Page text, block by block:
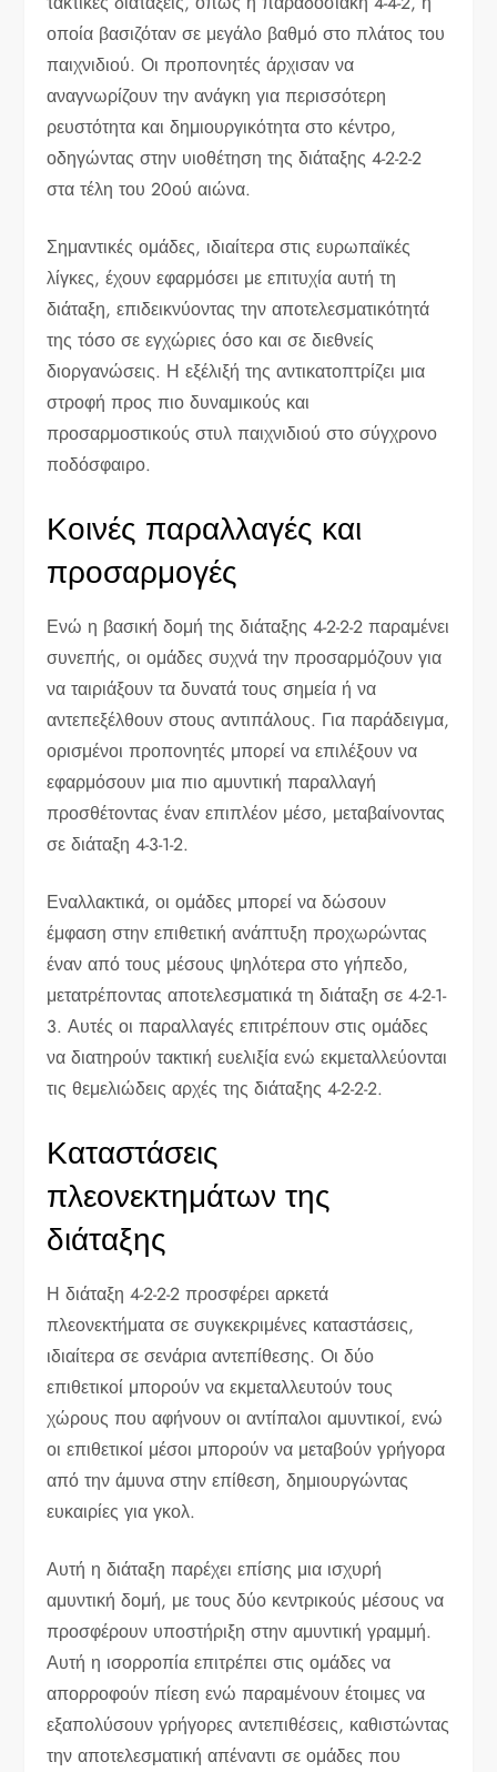
οποία βασιζόταν σε μεγάλο βαθμό στο πλάτος του
παιχνιδιού. Οι προπονητές άρχισαν να
αναγνωρίζουν την ανάγκη για περισσότερη
ρευστότητα και δημιουργικότητα στο κέντρο,
οδηγώντας στην υιοθέτηση της διάταξης 4-2-2-2
στα τέλη του 20ού αιώνα.
Σημαντικές ομάδες, ιδιαίτερα στις ευρωπαϊκές
λίγκες, έχουν εφαρμόσει με επιτυχία αυτή τη
διάταξη, επιδεικνύοντας την αποτελεσματικότητά
της τόσο σε εγχώριες όσο και σε διεθνείς
διοργανώσεις. Η εξέλιξή της αντικατοπτρίζει μια
στροφή προς πιο δυναμικούς και
προσαρμοστικούς στυλ παιχνιδιού στο σύγχρονο
ποδόσφαιρο.
Κοινές παραλλαγές και
προσαρμογές
Ενώ η βασική δομή της διάταξης 4-2-2-2 παραμένει
συνεπής, οι ομάδες συχνά την προσαρμόζουν για
να ταιριάξουν τα δυνατά τους σημεία ή να
αντεπεξέλθουν στους αντιπάλους. Για παράδειγμα,
ορισμένοι προπονητές μπορεί να επιλέξουν να
εφαρμόσουν μια πιο αμυντική παραλλαγή
προσθέτοντας έναν επιπλέον μέσο, μεταβαίνοντας
σε διάταξη 4-3-1-2.
Εναλλακτικά, οι ομάδες μπορεί να δώσουν
έμφαση στην επιθετική ανάπτυξη προχωρώντας
έναν από τους μέσους ψηλότερα στο γήπεδο,
μετατρέποντας αποτελεσματικά τη διάταξη σε 4-2-1-
3. Αυτές οι παραλλαγές επιτρέπουν στις ομάδες
να διατηρούν τακτική ευελιξία ενώ εκμεταλλεύονται
τις θεμελιώδεις αρχές της διάταξης 4-2-2-2.
Καταστάσεις
πλεονεκτημάτων της
διάταξης
Η διάταξη 4-2-2-2 προσφέρει αρκετά
πλεονεκτήματα σε συγκεκριμένες καταστάσεις,
ιδιαίτερα σε σενάρια αντεπίθεσης. Οι δύο
επιθετικοί μπορούν να εκμεταλλευτούν τους
χώρους που αφήνουν οι αντίπαλοι αμυντικοί, ενώ
οι επιθετικοί μέσοι μπορούν να μεταβούν γρήγορα
από την άμυνα στην επίθεση, δημιουργώντας
ευκαιρίες για γκολ.
Αυτή η διάταξη παρέχει επίσης μια ισχυρή
αμυντική δομή, με τους δύο κεντρικούς μέσους να
προσφέρουν υποστήριξη στην αμυντική γραμμή.
Αυτή η ισορροπία επιτρέπει στις ομάδες να
απορροφούν πίεση ενώ παραμένουν έτοιμες να
εξαπολύσουν γρήγορες αντεπιθέσεις, καθιστώντας
την αποτελεσματική απέναντι σε ομάδες που